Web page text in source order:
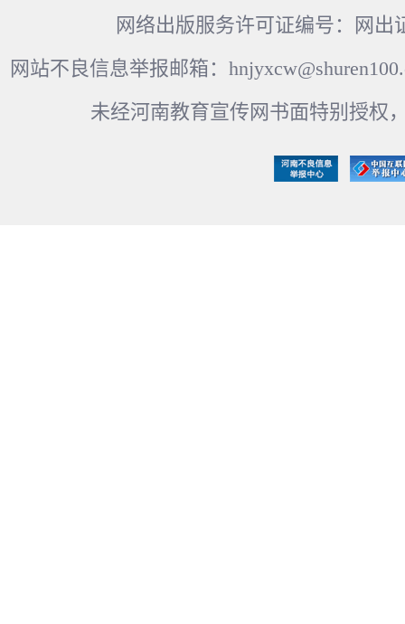
网络出版服务许可证编号：网出
网站不良信息举报邮箱：
未经河南教育宣传网书面特别授权